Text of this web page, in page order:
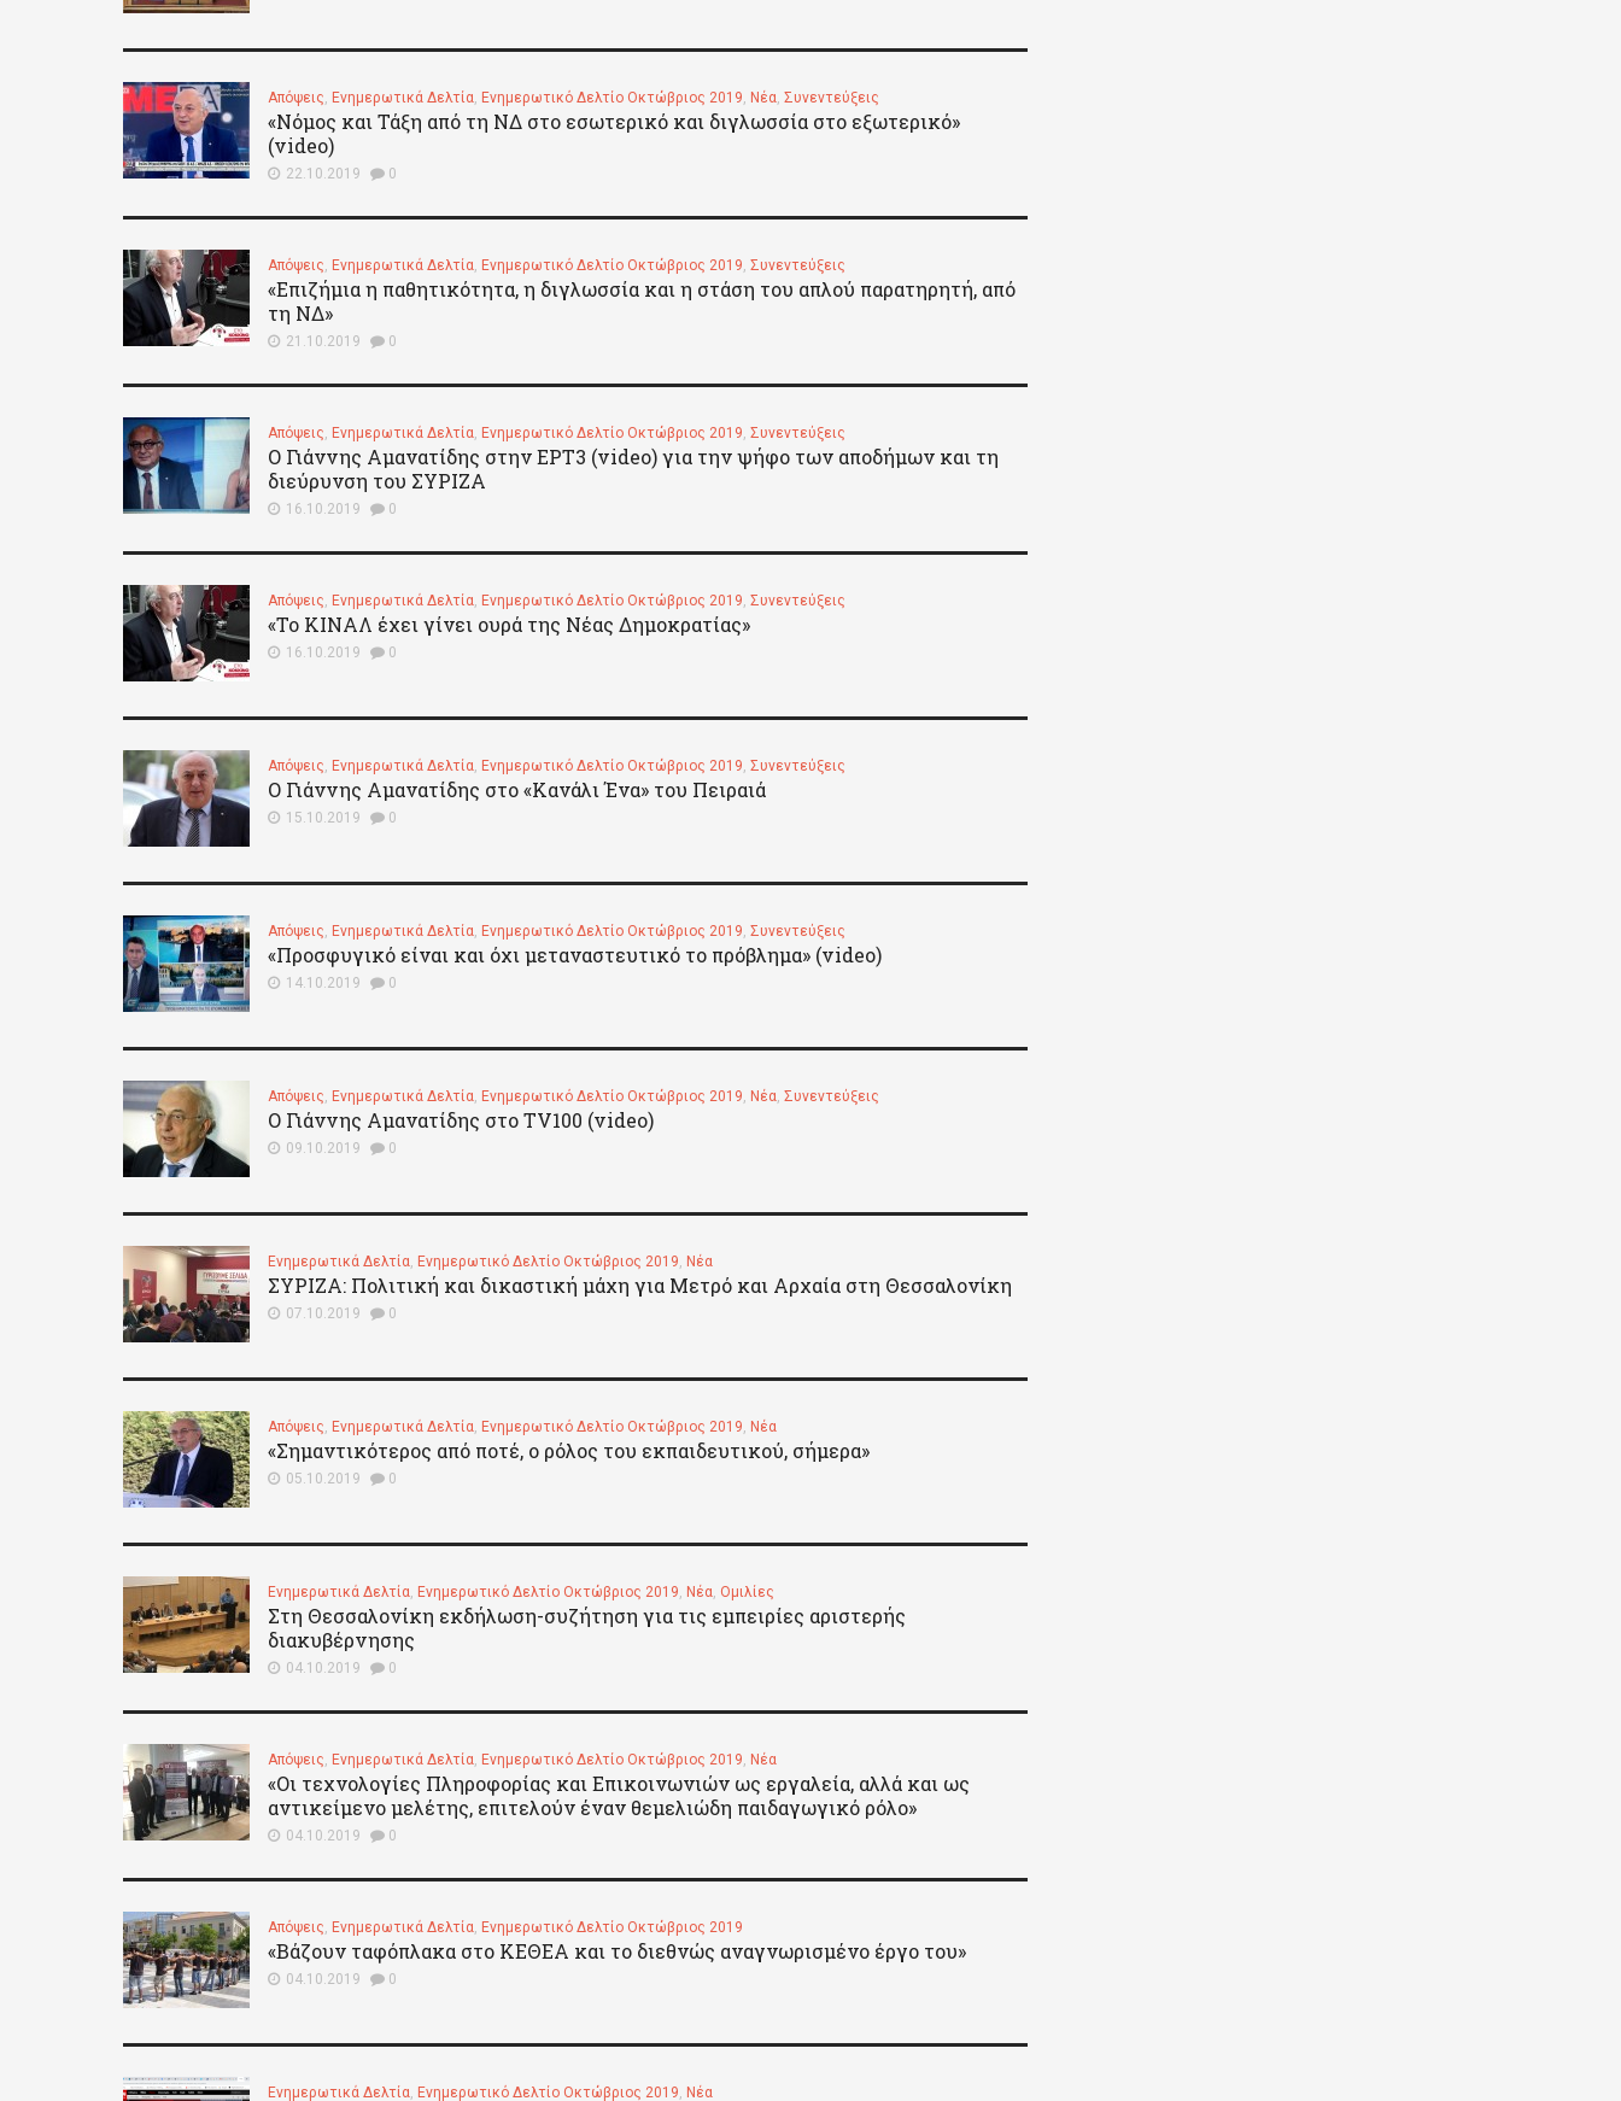
Απόψεις, Ενημερωτικά Δελτία, Ενημερωτικό Δελτίο Οκτώβριος 2019, Νέα, Συνεντεύξεις
«Νόμος και Τάξη από τη ΝΔ στο εσωτερικό και διγλωσσία στο εξωτερικό»
(video)
22.10.2019 0
Απόψεις, Ενημερωτικά Δελτία, Ενημερωτικό Δελτίο Οκτώβριος 2019, Συνεντεύξεις
«Επιζήμια η παθητικότητα, η διγλωσσία και η στάση του απλού παρατηρητή, από
τη ΝΔ»
21.10.2019 0
Απόψεις, Ενημερωτικά Δελτία, Ενημερωτικό Δελτίο Οκτώβριος 2019, Συνεντεύξεις
Ο Γιάννης Αμανατίδης στην ΕΡΤ3 (video) για την ψήφο των αποδήμων και τη
διεύρυνση του ΣΥΡΙΖΑ
16.10.2019 0
Απόψεις, Ενημερωτικά Δελτία, Ενημερωτικό Δελτίο Οκτώβριος 2019, Συνεντεύξεις
«Το ΚΙΝΑΛ έχει γίνει ουρά της Νέας Δημοκρατίας»
16.10.2019 0
Απόψεις, Ενημερωτικά Δελτία, Ενημερωτικό Δελτίο Οκτώβριος 2019, Συνεντεύξεις
O Γιάννης Αμανατίδης στο «Κανάλι Ένα» του Πειραιά
15.10.2019 0
Απόψεις, Ενημερωτικά Δελτία, Ενημερωτικό Δελτίο Οκτώβριος 2019, Συνεντεύξεις
«Προσφυγικό είναι και όχι μεταναστευτικό το πρόβλημα» (video)
14.10.2019 0
Απόψεις, Ενημερωτικά Δελτία, Ενημερωτικό Δελτίο Οκτώβριος 2019, Νέα, Συνεντεύξεις
Ο Γιάννης Αμανατίδης στο TV100 (video)
09.10.2019 0
Ενημερωτικά Δελτία, Ενημερωτικό Δελτίο Οκτώβριος 2019, Νέα
ΣΥΡΙΖΑ: Πολιτική και δικαστική μάχη για Μετρό και Αρχαία στη Θεσσαλονίκη
07.10.2019 0
Απόψεις, Ενημερωτικά Δελτία, Ενημερωτικό Δελτίο Οκτώβριος 2019, Νέα
«Σημαντικότερος από ποτέ, ο ρόλος του εκπαιδευτικού, σήμερα»
05.10.2019 0
Ενημερωτικά Δελτία, Ενημερωτικό Δελτίο Οκτώβριος 2019, Νέα, Ομιλίες
Στη Θεσσαλονίκη εκδήλωση-συζήτηση για τις εμπειρίες αριστερής
διακυβέρνησης
04.10.2019 0
Απόψεις, Ενημερωτικά Δελτία, Ενημερωτικό Δελτίο Οκτώβριος 2019, Νέα
«Οι τεχνολογίες Πληροφορίας και Επικοινωνιών ως εργαλεία, αλλά και ως
αντικείμενο μελέτης, επιτελούν έναν θεμελιώδη παιδαγωγικό ρόλο»
04.10.2019 0
Απόψεις, Ενημερωτικά Δελτία, Ενημερωτικό Δελτίο Οκτώβριος 2019
«Βάζουν ταφόπλακα στο ΚΕΘΕΑ και το διεθνώς αναγνωρισμένο έργο του»
04.10.2019 0
Ενημερωτικά Δελτία, Ενημερωτικό Δελτίο Οκτώβριος 2019, Νέα